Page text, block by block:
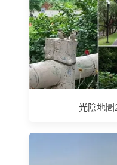
光陰地